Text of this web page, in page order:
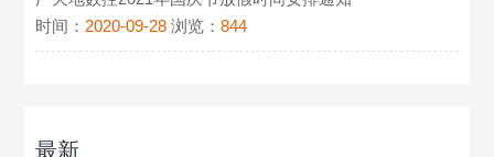
时间： 2020-09-28 浏览：844
最新